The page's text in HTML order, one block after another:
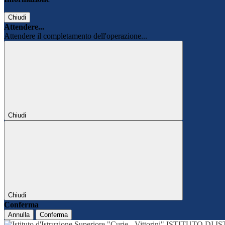
Chiudi
Attendere...
Attendere il completamento dell'operazione...
Chiudi
Chiudi
Conferma
Annulla Conferma